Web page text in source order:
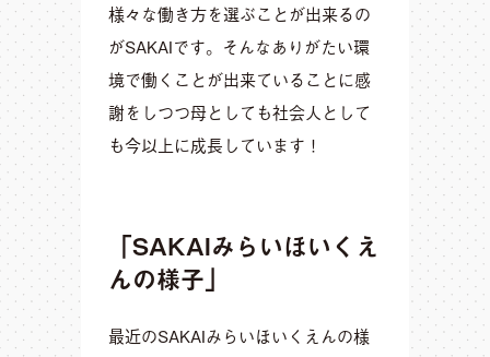
様々な働き方を選ぶことが出来るの
がSAKAIです。そんなありがたい環
境で働くことが出来ていることに感
謝をしつつ母としても社会人として
も今以上に成長しています！
「SAKAIみらいほいくえ
んの様子」
最近のSAKAIみらいほいくえんの様